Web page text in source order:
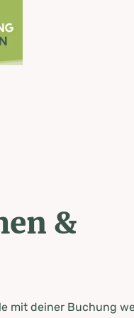
&
mit deiner Buchung